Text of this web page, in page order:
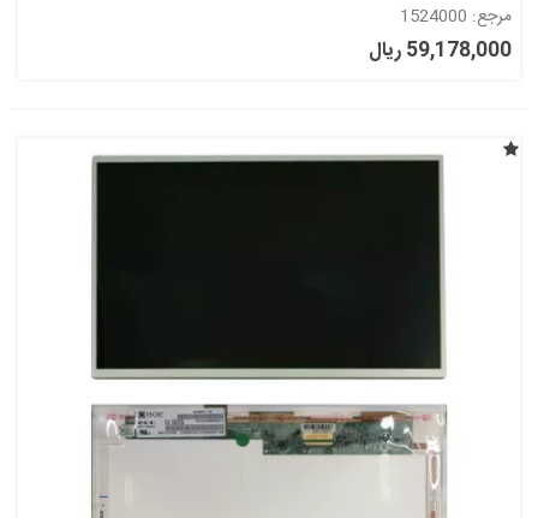
مرجع: 1524000
59,178,000 ریال